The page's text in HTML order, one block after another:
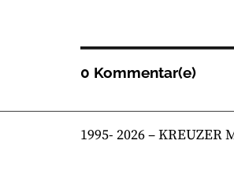
0 Kommentar(e)
1995- 2026– KREUZER